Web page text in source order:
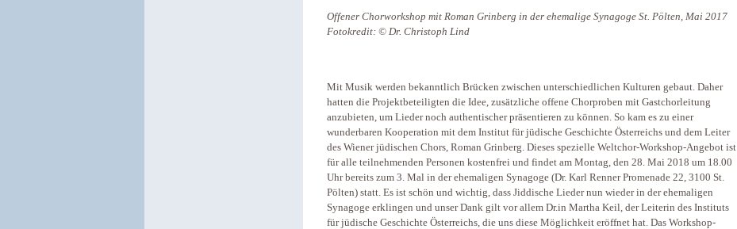
Offener Chorworkshop mit Roman Grinberg in der ehemalige Synagoge St. Pölten, Mai 2017
Fotokredit: © Dr. Christoph Lind
Mit Musik werden bekanntlich Brücken zwischen unterschiedlichen Kulturen gebaut. Daher
hatten die Projektbeteiligten die Idee, zusätzliche offene Chorproben mit Gastchorleitung
anzubieten, um Lieder noch authentischer präsentieren zu können. So kam es zu einer
wunderbaren Kooperation mit dem Institut für jüdische Geschichte Österreichs und dem Leiter
des Wiener jüdischen Chors, Roman Grinberg. Dieses spezielle Weltchor-Workshop-Angebot ist
für alle teilnehmenden Personen kostenfrei und findet am Montag, den 28. Mai 2018 um 18.00
Uhr bereits zum 3. Mal in der ehemaligen Synagoge (Dr. Karl Renner Promenade 22, 3100 St.
Pölten) statt. Es ist schön und wichtig, dass Jiddische Lieder nun wieder in der ehemaligen
Synagoge erklingen und unser Dank gilt vor allem Dr.in Martha Keil, der Leiterin des Instituts
für jüdische Geschichte Österreichs, die uns diese Möglichkeit eröffnet hat. Das Workshop-